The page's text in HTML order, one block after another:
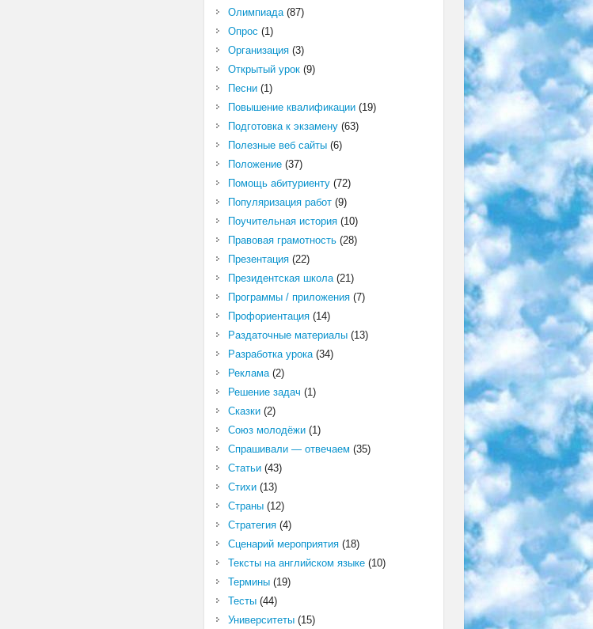
Олимпиада(87)
Опрос (1)
Организация(3)
Открытый урок(9)
Песни(1)
Повышение квалификации(19)
Подготовка к экзамену(63)
Полезные веб сайты(6)
Положение(37)
Помощь абитуриенту(72)
Популяризация работ(9)
Поучительная история(10)
Правовая грамотность(28)
Презентация(22)
Президентская школа(21)
Программы / приложения(7)
Профориентация(14)
Раздаточные материалы(13)
Разработка урока(34)
Реклама(2)
Решение задач (1)
Сказки(2)
Союз молодёжи(1)
Спрашивали — отвечаем (35)
Статьи(43)
Стихи(13)
Страны(12)
Стратегия(4)
Сценарий мероприятия(18)
Тексты на английском языке(10)
Термины(19)
Тесты(44)
Университеты(15)